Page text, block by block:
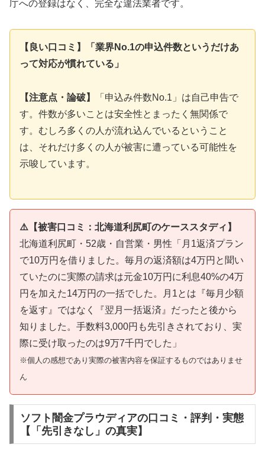
庁への登録はなく、完全な違法業者です。
【良い口コミ】「業界No.1の申込件数というだけあ
って対応が慣れている」
【注意点・論破】
「申込み件数No.1」は自己申告で
す。件数が多いことは安全性とまったく無関係で
す。むしろ多くの人が流れ込んでいるということ
は、それだけ多くの人が被害に遭っている可能性を
示唆しています。
⚠️【被害口コミ：北海道利尻町のケーススタディ】
北海道利尻町・52歳・自営業・男性「月1返済プラン
で10万円を借りました。毎月の返済額は4万円と聞い
ていたのに実際の請求は元金10万円に利息40%の4万
円を加えた14万円の一括でした。月1とは『毎月少額
を返す』ではなく『翌月一括返済』だったと後から
知りました。手数料3,000円も先引きされており、実
際に受け取ったのは9万7千円でした」
※個人の感想であり実際の被害内容を保証するものではありませ
ん
ソフト闇金プラウディアの口コミ・評判・実態
【「先引きなし」の真実】